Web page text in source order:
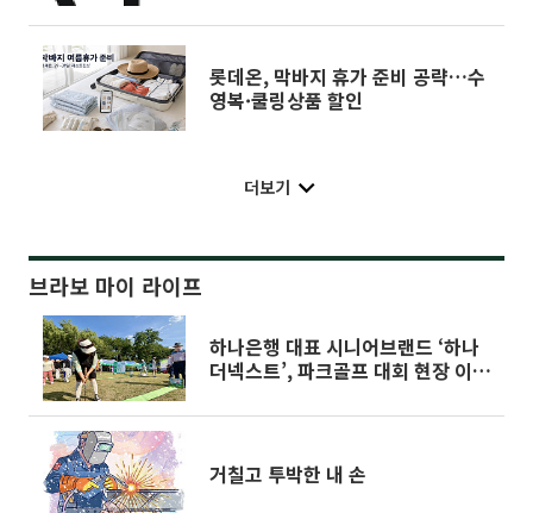
롯데온, 막바지 휴가 준비 공략…수
영복·쿨링상품 할인
더보기
브라보 마이 라이프
하나은행 대표 시니어브랜드 ‘하나
더넥스트’, 파크골프 대회 현장 이벤
거칠고 투박한 내 손